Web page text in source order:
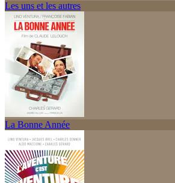
Les uns et les autres
La Bonne Année